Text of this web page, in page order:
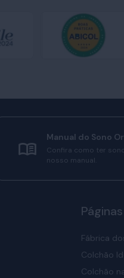
Manual do Sono
Confira como ter
nosso manual.
Fábrica
Colchão
Colchão